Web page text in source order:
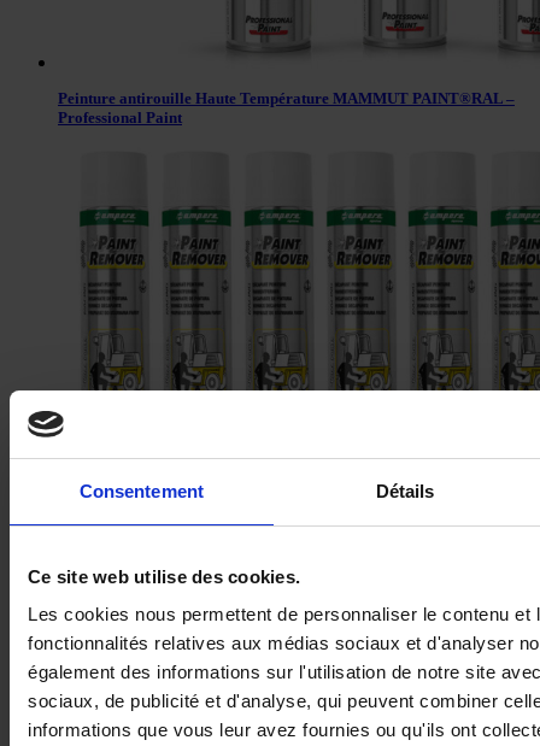
Consentement Détails
Ce site web utilise des cookies.
Les cookies nous permettent de personnaliser le contenu
fonctionnalités relatives aux médias sociaux et d'analyser
également des informations sur l'utilisation de notre site
sociaux, de publicité et d'analyse, qui peuvent combiner
informations que vous leur avez fournies ou qu'ils ont
Peinture antirouille Haute Température MAMMUT PAINT®RAL –
Professional Paint
Décapant peinture fort – Paint remover